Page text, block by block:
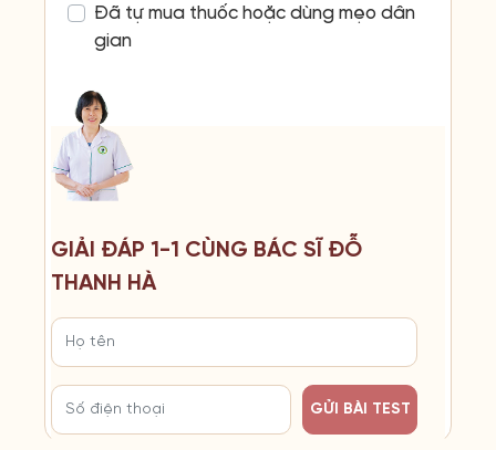
Đã tự mua thuốc hoặc dùng mẹo dân
gian
GIẢI ĐÁP 1-1 CÙNG BÁC SĨ ĐỖ
THANH HÀ
GỬI BÀI TEST